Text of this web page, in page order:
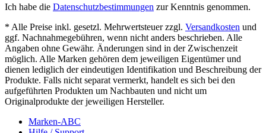
Ich habe die Datenschutzbestimmungen zur Kenntnis genommen.
* Alle Preise inkl. gesetzl. Mehrwertsteuer zzgl. Versandkosten und
ggf. Nachnahmegebühren, wenn nicht anders beschrieben. Alle
Angaben ohne Gewähr. Änderungen sind in der Zwischenzeit
möglich. Alle Marken gehören dem jeweiligen Eigentümer und
dienen lediglich der eindeutigen Identifikation und Beschreibung der
Produkte. Falls nicht separat vermerkt, handelt es sich bei den
aufgeführten Produkten um Nachbauten und nicht um
Originalprodukte der jeweiligen Hersteller.
Marken-ABC